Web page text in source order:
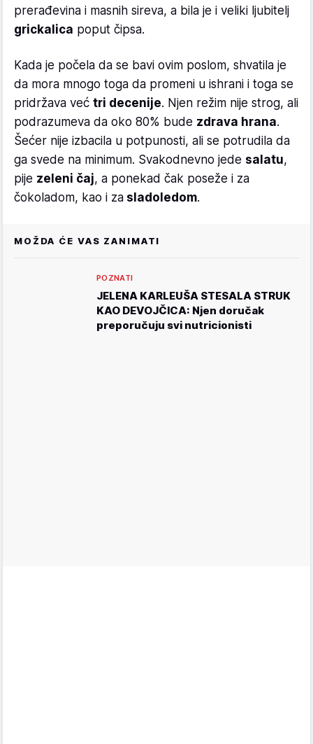
prerađevina i masnih sireva, a bila je i veliki ljubitelj
grickalica poput čipsa.
Kada je počela da se bavi ovim poslom, shvatila je
da mora mnogo toga da promeni u ishrani i toga se
pridržava već tri decenije. Njen režim nije strog, ali
podrazumeva da oko 80% bude zdrava hrana.
Šećer nije izbacila u potpunosti, ali se potrudila da
ga svede na minimum. Svakodnevno jede salatu,
pije zeleni čaj, a ponekad čak poseže i za
čokoladom, kao i za sladoledom.
MOŽDA ĆE VAS ZANIMATI
POZNATI
JELENA KARLEUŠA STESALA STRUK
KAO DEVOJČICA: Njen doručak
preporučuju svi nutricionisti